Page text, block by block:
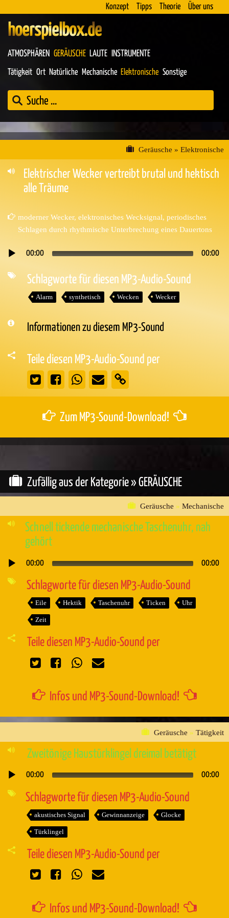
Konzept Tipps Theorie Über uns
hoerspielbox.de
ATMOSPHÄREN GERÄUSCHE LAUTE INSTRUMENTE
Tätigkeit Ort Natürliche Mechanische Elektronische Sonstige
Geräusche » Elektronische
Elektrischer Wecker vertreibt brutal und hektisch
alle Träume
moderner Wecker, elektronisches Wecksignal, periodisches
Schlagen durch rhythmische Unterbrechung eines Dauertons
Audio-
00:00 00:00
Schlagworte für diesen MP3-Audio-Sound
Alarm synthetisch Wecken Wecker
Informationen zu diesem MP3-Sound
Teile diesen MP3-Audio-Sound per
Zum MP3-Sound-Download!
Zufällig aus der Kategorie » GERÄUSCHE
Geräusche » Mechanische
Schnell tickende mechanische Taschenuhr, nah
gehört
Audio-
00:00 00:00
Schlagworte für diesen MP3-Audio-Sound
Eile Hektik Taschenuhr Ticken Uhr
Zeit
Teile diesen MP3-Audio-Sound per
Infos und MP3-Sound-Download!
Geräusche » Tätigkeit
Zweitönige Haustürklingel dreimal betätigt
Audio-
00:00 00:00
Schlagworte für diesen MP3-Audio-Sound
akustisches Signal Gewinnanzeige Glocke
Türklingel
Teile diesen MP3-Audio-Sound per
Infos und MP3-Sound-Download!